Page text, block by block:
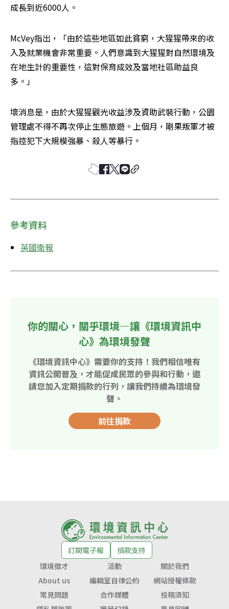
成長到近6000人。
McVey指出，「由於這些地區如此貧窮，大猩猩帶來的收
入及就業機會非常重要。人們意識到大猩猩對自然環境及
在地生計的重要性，這對保育成效及當地社區助益良
多。」
壞消息是，由於大猩猩觀光收益涉及資助武裝行動，公園
管理處不得不再次停止生態旅遊。上個月，剛果叛軍才被
指控犯下大規模強暴、殺人等暴行。
參考資料
英國衛報
你的關心，關乎環境—讓《環境資訊中
心》為環境發聲
《環境資訊中心》需要你的支持！我們相信唯有
資訊公開普及，才能促成民眾的參與和行動，邀
請您加入定期捐款的行列，讓我們持續為環境發
聲。
前往捐款
訂閱電子報
捐款支持
環境徵才
活動
關於我們
About us
編輯室自律公約
網站授權條款
常見問題
合作媒體
投稿須知